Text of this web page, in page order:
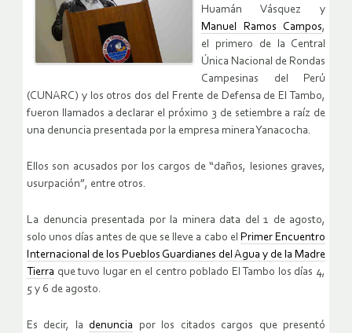
Huamán Vásquez y
Manuel Ramos Campos,
el primero de la Central
Única Nacional de Rondas
Campesinas del Perú
(CUNARC) y los otros dos del Frente de Defensa de El Tambo,
fueron llamados a declarar el próximo 3 de setiembre a raíz de
una denuncia presentada por la empresa minera Yanacocha.
Ellos son acusados por los cargos de “daños, lesiones graves,
usurpación”, entre otros.
La denuncia presentada por la minera data del 1 de agosto,
solo unos días antes de que se lleve a cabo el Primer Encuentro
Internacional de los Pueblos Guardianes del Agua y de la Madre
Tierra que tuvo lugar en el centro poblado El Tambo los días 4,
5 y 6 de agosto.
Es decir, la denuncia por los citados cargos que presentó